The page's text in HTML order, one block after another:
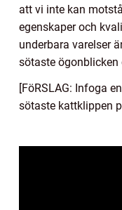
att vi inte kan
egenskaper och
underbara varelser
sötaste ögonblicken
[FöRSLAG: Infoga
sötaste kattklippen